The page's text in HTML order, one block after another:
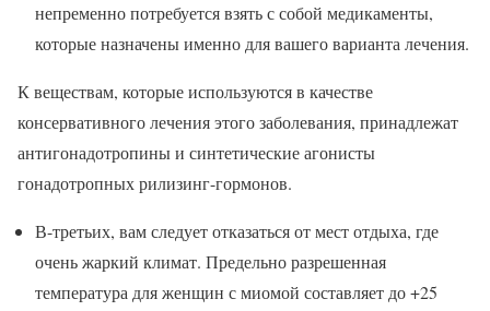
непременно потребуется взять с собой медикаменты,
которые назначены именно для вашего варианта лечения.
К веществам, которые используются в качестве
консервативного лечения этого заболевания, принадлежат
антигонадотропины и синтетические агонисты
гонадотропных рилизинг-гормонов.
В-третьих, вам следует отказаться от мест отдыха, где
очень жаркий климат. Предельно разрешенная
температура для женщин с миомой составляет до +25